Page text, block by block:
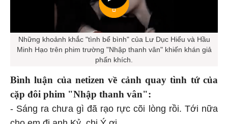
Những khoảnh khắc "tình bể bình" của Lư Dục Hiểu và Hầu
Minh Hạo trên phim trường "Nhập thanh vân" khiến khán giả
phấn khích.
Bình luận của netizen về cảnh quay tình tứ của
cặp đôi phim "Nhập thanh vân":
- Sáng ra chưa gì đã rạo rực cõi lòng rồi. Tới nữa